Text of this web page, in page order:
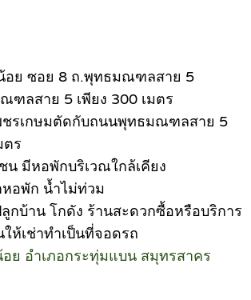
อย ซอย 8 ถ.พุทธมณฑลสาย 5
ฑลสาย 5 เพียง 300 เมตร
ชรเกษมตัดกับถนนพุทธมณฑลสาย 5
ตร
น มีหอพักบริเวณใกล้เคียง
อพัก น้ำไม่ท่วม
กบ้าน โกดัง ร้านสะดวกซื้อหรือบริการ
ห้เช่าทำเป็นที่จอดรถ
ย อำเภอกระทุ่มแบน สมุทรสาคร